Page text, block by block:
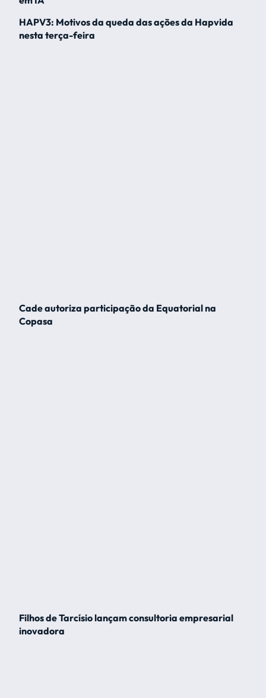
HAPV3: Motivos da queda das ações da Hapvida
nesta terça-feira
Cade autoriza participação da Equatorial na
Copasa
Filhos de Tarcísio lançam consultoria empresarial
inovadora